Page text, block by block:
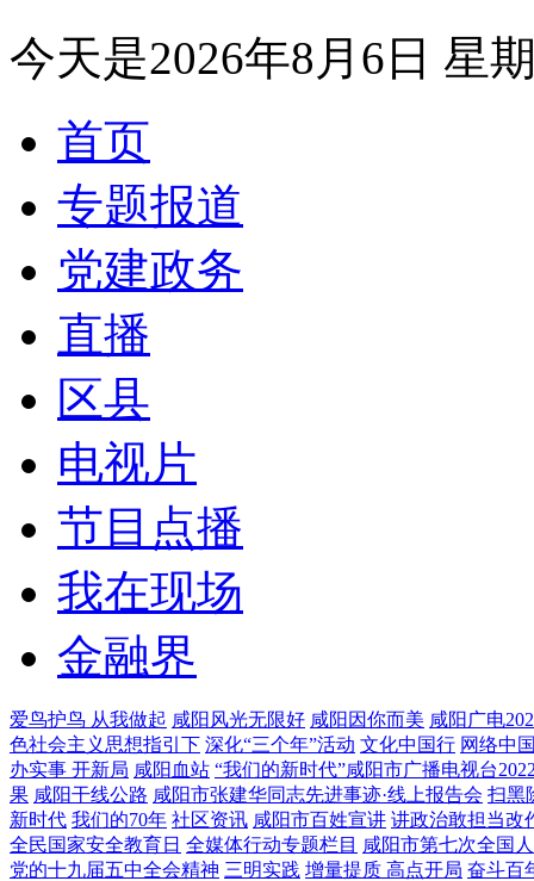
今天是2026年8月6日 星
首页
专题报道
党建政务
直播
区县
电视片
节目点播
我在现场
金融界
爱鸟护鸟 从我做起 咸阳风光无限好 咸阳因你而美 咸阳广电
色社会主义思想指引下 深化“三个年”活动 文化中国行 网络中
办实事 开新局 咸阳血站 “我们的新时代”咸阳市广播电视台
果 咸阳干线公路 咸阳市张建华同志先进事迹·线上报告会 扫黑
新时代 我们的70年 社区资讯 咸阳市百姓宣讲 讲政治敢担当改
全民国家安全教育日 全媒体行动专题栏目 咸阳市第七次全国
党的十九届五中全会精神 三明实践 增量提质 高点开局 奋斗百